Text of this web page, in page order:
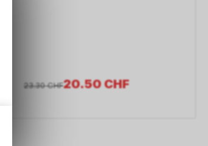
20.50CHF
23.30 CHF